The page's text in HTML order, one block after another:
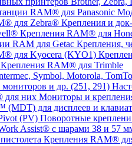
Крепления и
Крепления RAM® для
Крепления,
Крепления RAM® для Trimble
Мониторы и
Поворотные
Крепления RAM®